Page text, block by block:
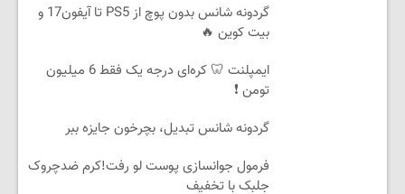
گردونه شانس بدون پوچ از PS5 تا آیفون17 و
بیت کوین 🔥
ایمپلنت 🦷 کره‌ای درجه یک فقط 6 میلیون
تومن ❗
گردونه شانس تبدیل، بچرخون جایزه ببر
فرمول جوانسازی پوست لو رفت!کرم ضدچروک
جلبک با تخفیف